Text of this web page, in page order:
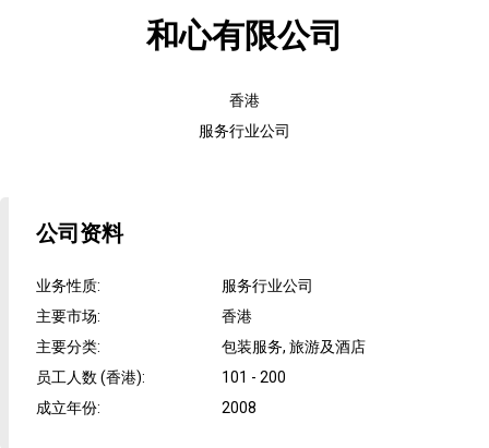
和心有限公司
香港
服务行业公司
公司资料
业务性质:
服务行业公司
主要市场:
香港
主要分类:
包装服务, 旅游及酒店
员工人数 (香港):
101 - 200
成立年份: 2008